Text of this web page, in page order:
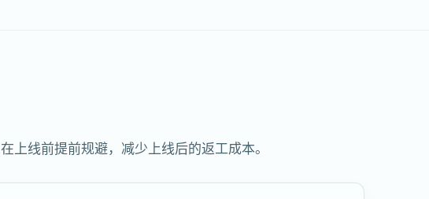
线前提前规避，减少上线后的返工成本。